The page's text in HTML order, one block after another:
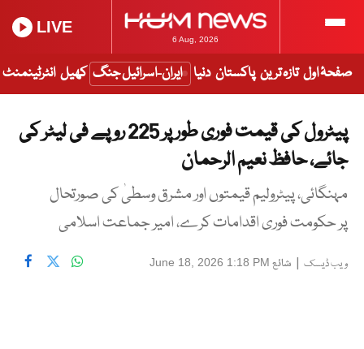
6 Aug, 2026
LIVE
صفحۂ اول تازہ ترین پاکستان دنیا ایران-اسرائیل جنگ کھیل انٹرٹینمنٹ
پیٹرول کی قیمت فوری طور پر 225 روپے فی لیٹر کی
جائے، حافظ نعیم الرحمان
مہنگائی، پیٹرولیم قیمتوں اور مشرق وسطیٰ کی صورتحال
پر حکومت فوری اقدامات کرے، امیر جماعت اسلامی
ویب ڈیسک | شائع June 18, 2026 1:18 PM